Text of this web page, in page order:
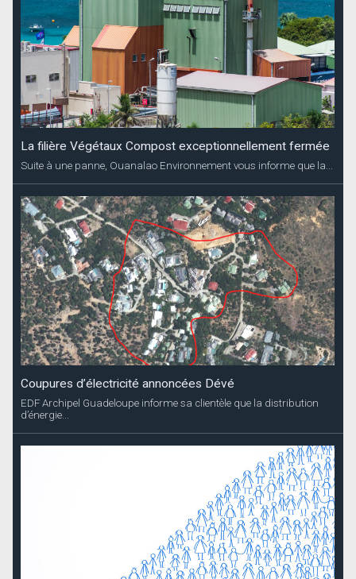
La filière Végétaux Compost exceptionnellement fermée
Suite à une panne, Ouanalao Environnement vous informe que la...
Coupures d’électricité annoncées Dévé
EDF Archipel Guadeloupe informe sa clientèle que la distribution
d’énergie...